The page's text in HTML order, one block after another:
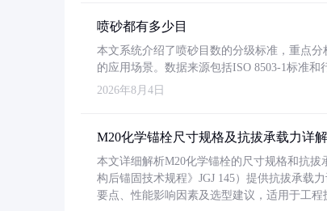
喷砂都有多少目
本文系统介绍了喷砂目数的分级标准，重点
的应用场景。数据来源包括ISO 8503-1标准
2026年8月4日
M20化学锚栓尺寸规格及抗拔承载力详解
本文详细解析M20化学锚栓的尺寸规格和抗
构后锚固技术规程》JGJ 145）提供抗拔承载
要点、性能影响因素及选型建议，适用于工程